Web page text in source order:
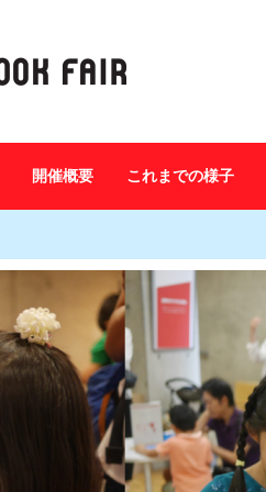
開催概要 これまでの様子